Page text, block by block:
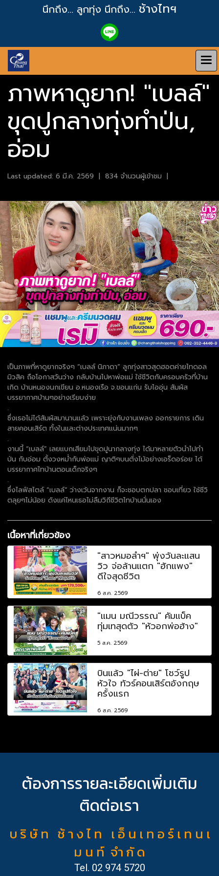
นึกถึง... ลูกทุ่ง นึกถึง... ช้างไทฯ
ภาพหาดูยาก! "เบลล์"
ขุดปูกลางทุ่งทำป่น,
อ่อม
Last updated: 6 มี.ค. 2569 | 834 จำนวนผู้เข้าชม |
เป็นภาพที่หาดูยากจริงๆ “เบลล์ นิภาดา” ลูกทุ่งสาวสุดฮอตค่ายไทดอล
มิวสิค ถือโอกาสวันว่าง กลับบ้านไปหาพ่อแม่ ใช้ชีวิตกับครอบครัวที่บ้าน
เกิด บ้านหนองนกเขียน อ.หนองเรือ จ.ขอนแก่น รับไออุ่น สัมผัส
บรรยากาศบ้านๆอย่างเรียบง่าย
.
ซึ่งเธอไม่ได้สัมผัสมานานแล้ว เพราะยุ่งกับงานเพลง ออกรายการ เดิน
สายคอนเสิร์ต ทั้งในและต่างประเทศแน่นมากๆ
.
งานนี้ “เบลล์” เลยแบกเสียมไปขุดปูนากลางทุ่ง ได้มาหลายตัวนำไปทำ
ป่น กับอ่อม ตั้งวงหม่ำกับพ่อแม่ ญาติๆบนตั่งไม้อย่างเอร็ดอร่อย ได้
บรรยากาศไทบ้านตอนเด็กจริงๆ
.
ซึ่งไลฟ์สไตล์ “เบลล์” ว่างเว้นจากงาน ก็จะชอบตกปลา ชอบเที่ยว ใช้ชีวิ
ตลุยๆไม่น้อย ดังแค่ไหนเธอไม่ลืมวิถีชีวิตไทบ้านนั่นเอง
เนื้อหาที่เกี่ยวข้อง
"สาวหมอลำฯ" พุ่งวันละแสน
วิว จ่อล้านแตก "ฮักแพง"
ดีใจสุดชีวิต
6 ส.ค. 2569
"แมน มณีวรรณ" คัมแบ็ค
ทุ่มเทสุดตัว "หัวอกพ่อฮ้าง"
5 ส.ค. 2569
บินแล้ว "ไผ่-ต่าย" โชว์รูป
หัวใจ ทัวร์คอนเสิร์ตอังกฤษ
ครั้งแรก
6 ส.ค. 2569
ต้องการรายละเอียดเพิ่มเติม
ติดต่อเรา
บ ริ ษั ท ช้ า ง ไ ท เ อ็ น เ ท อ ร์ เ ท น เ
ม น ท์ จำ กั ด
Tel. 02 974 5720